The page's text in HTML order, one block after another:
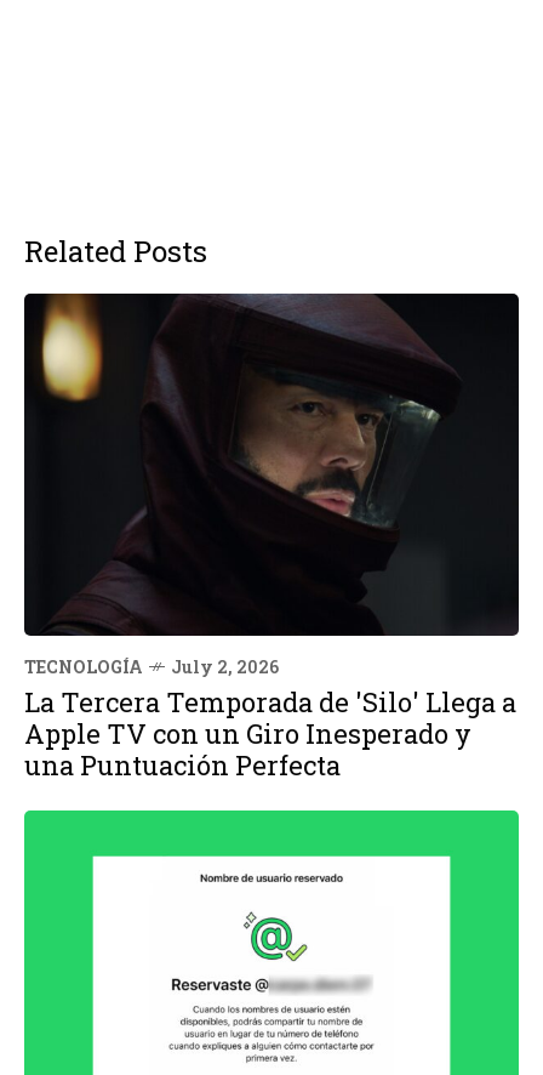
Related Posts
TECNOLOGÍA July 2, 2026
La Tercera Temporada de 'Silo' Llega a
Apple TV con un Giro Inesperado y
una Puntuación Perfecta